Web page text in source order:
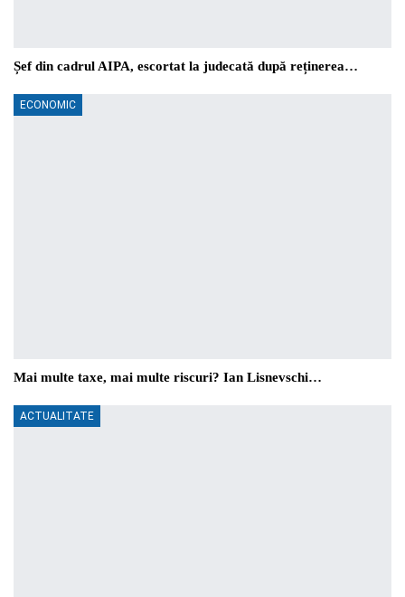
Șef din cadrul AIPA, escortat la judecată după reținerea…
ECONOMIC
Mai multe taxe, mai multe riscuri? Ian Lisnevschi…
ACTUALITATE